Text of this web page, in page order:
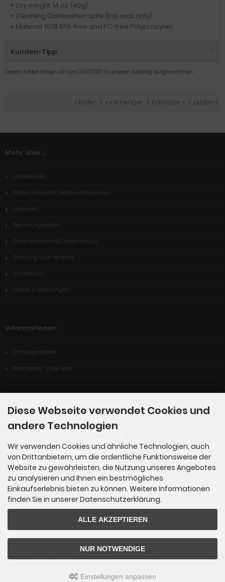
+ Dry weight: 1.4 oz. (40g)
+ Cleaning: Dishwasher-safe (top rack only)
+ Material: 100% BPA-free and PC-free Polypropylen
Kunden-Tipp
Diesen Artikel haben wir am 25.07.2020 in unseren Katalog aufgenommen.
« Erster « vorheriger nächster » Letzter »
Mehr über...
Unsere AGB
Widerrufsrecht & Widerrufsformular
Lieferzeit
Rechnungsdaten
Privatsphäre und Datenschutz
Zahlung und Versand
Impressum
Cookie Einstellungen
Informationen
Öffnungszeiten
Rocksports - Über uns
Zahlungsmethoden
Newsletter-Anmeldung
Der Newsletter kann jederzeit hier oder in Ihrem Kundenkonto abbestellt werden.
Diese Webseite verwendet Cookies und
andere Technologien
Wir verwenden Cookies und ähnliche Technologien, auch
von Drittanbietern, um die ordentliche Funktionsweise der
Website zu gewährleisten, die Nutzung unseres Angebotes
zu analysieren und Ihnen ein bestmögliches
Einkaufserlebnis bieten zu können. Weitere Informationen
finden Sie in unserer Datenschutzerklärung.
ALLE AKZEPTIEREN
NUR NOTWENDIGE
Einstellungen anpassen